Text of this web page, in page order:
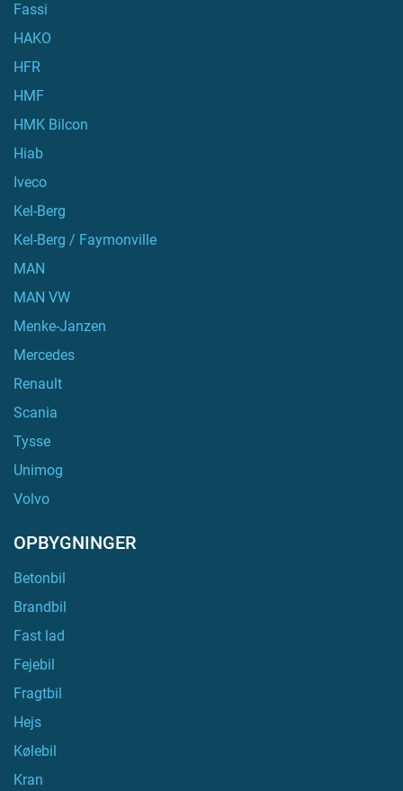
Fassi
HAKO
HFR
HMF
HMK Bilcon
Hiab
Iveco
Kel-Berg
Kel-Berg / Faymonville
MAN
MAN VW
Menke-Janzen
Mercedes
Renault
Scania
Tysse
Unimog
Volvo
OPBYGNINGER
Betonbil
Brandbil
Fast lad
Fejebil
Fragtbil
Hejs
Kølebil
Kran